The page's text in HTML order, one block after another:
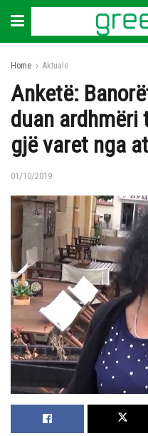
Home Aktuale
Anketë:
duan ardhmëri
gjë varet nga
01/10/2019